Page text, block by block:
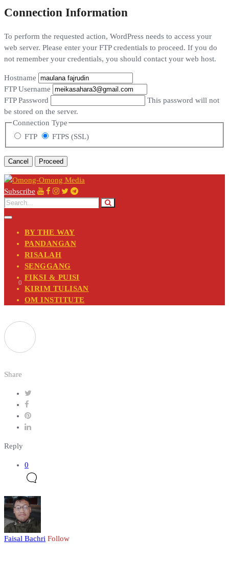
Connection Information
To perform the requested action, WordPress needs to access your
web server. Please enter your FTP credentials to proceed. If you do
not remember your credentials, you should contact your web host.
Hostname
FTP Username
FTP Password
This password will not
be stored on the server.
Connection Type
FTP
FTPS (SSL)
Cancel
Subscribe
BY THE WAY
PANDANGAN
RISALAH
SENGGANG
FIKSI & PUISI
KIRIM TULISAN
OM INSTITUTE
0
Share
Reply
0
Faisal Bachri Follow